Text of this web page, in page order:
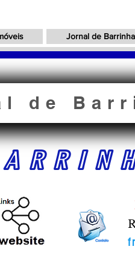
Jornal de Barrinha
de